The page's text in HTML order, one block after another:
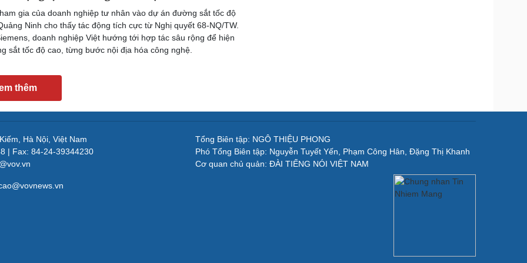
gia của doanh nghiệp tư nhân vào dự án đường sắt tốc độ
Ninh cho thấy tác động tích cực từ Nghị quyết 68-NQ/TW.
doanh nghiệp Việt hướng tới hợp tác sâu rộng để hiện
sắt tốc độ cao, từng bước nội địa hóa công nghệ.
thêm
Hà Nội, Việt Nam
| Fax: 84-24-39344230
Tổng Biên tập: NGÔ THIỆU PHONG
Phó Tổng Biên tập: Nguyễn Tuyết Yến, Phạm Công Hân, Đặng Thị Khanh
Cơ quan chủ quản: ĐÀI TIẾNG NÓI VIỆT NAM